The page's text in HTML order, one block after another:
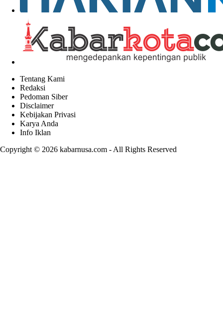
Tentang Kami
Redaksi
Pedoman Siber
Disclaimer
Kebijakan Privasi
Karya Anda
Info Iklan
Copyright © 2026 kabarnusa.com - All Rights Reserved